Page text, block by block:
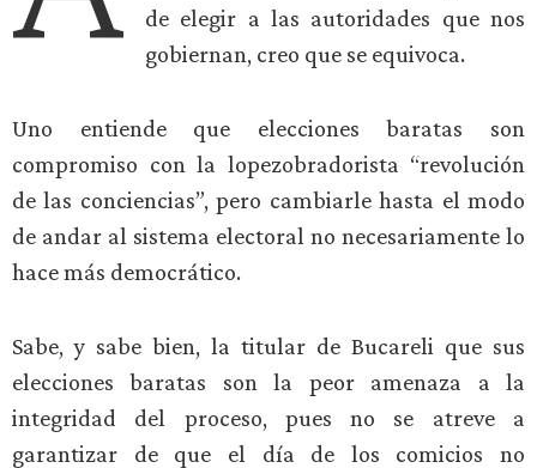
de elegir a las autoridades que nos
gobiernan, creo que se equivoca.
Uno entiende que elecciones baratas son
compromiso con la lopezobradorista “revolución
de las conciencias”, pero cambiarle hasta el modo
de andar al sistema electoral no necesariamente lo
hace más democrático.
Sabe, y sabe bien, la titular de Bucareli que sus
elecciones baratas son la peor amenaza a la
integridad del proceso, pues no se atreve a
garantizar de que el día de los comicios no